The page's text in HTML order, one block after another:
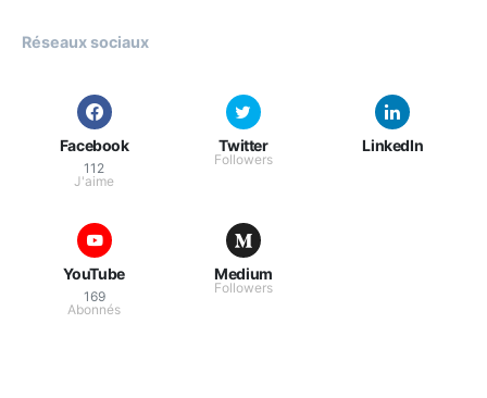
Réseaux sociaux
Facebook
112
J'aime
Twitter
Followers
LinkedIn
YouTube
169
Abonnés
Medium
Followers